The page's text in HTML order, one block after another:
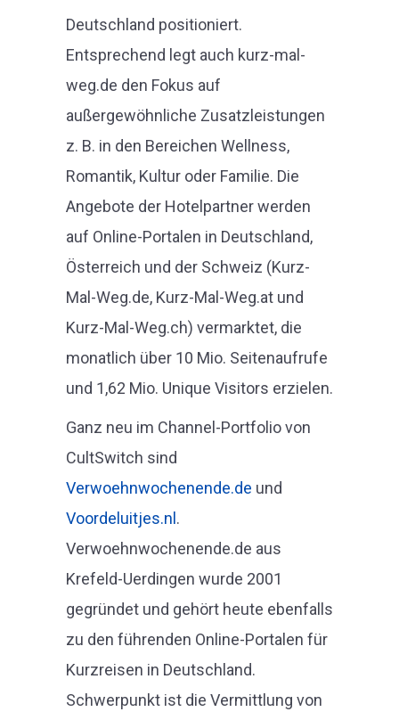
Deutschland positioniert.
Entsprechend legt auch kurz-mal-
weg.de den Fokus auf
außergewöhnliche Zusatzleistungen
z. B. in den Bereichen Wellness,
Romantik, Kultur oder Familie. Die
Angebote der Hotelpartner werden
auf Online-Portalen in Deutschland,
Österreich und der Schweiz (Kurz-
Mal-Weg.de, Kurz-Mal-Weg.at und
Kurz-Mal-Weg.ch) vermarktet, die
monatlich über 10 Mio. Seitenaufrufe
und 1,62 Mio. Unique Visitors erzielen.
Ganz neu im Channel-Portfolio von
CultSwitch sind
Verwoehnwochenende.de und
Voordeluitjes.nl .
Verwoehnwochenende.de aus
Krefeld-Uerdingen wurde 2001
gegründet und gehört heute ebenfalls
zu den führenden Online-Portalen für
Kurzreisen in Deutschland.
Schwerpunkt ist die Vermittlung von